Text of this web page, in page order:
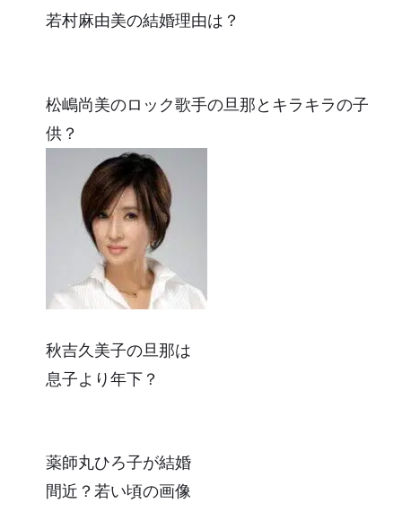
若村麻由美の結婚理由は？
松嶋尚美のロック歌手の旦那とキラキラの子
供？
秋吉久美子の旦那は
息子より年下？
薬師丸ひろ子が結婚
間近？若い頃の画像